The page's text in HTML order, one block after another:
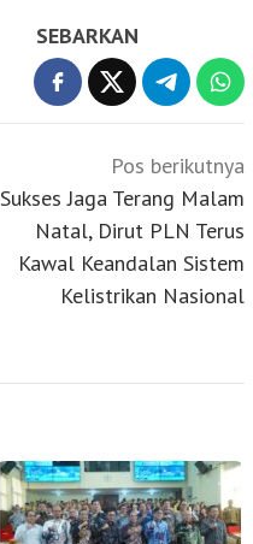
SEBARKAN
Pos berikutnya
Sukses Jaga Terang Malam
Natal, Dirut PLN Terus
Kawal Keandalan Sistem
Kelistrikan Nasional